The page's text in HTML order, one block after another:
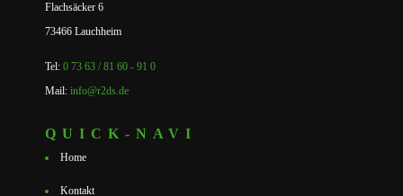
Flachsäcker 6
73466 Lauchheim
Tel: 0 73 63 / 81 60 - 91 0
Mail: info@r2ds.de
QUICK-NAVI
Home
Kontakt